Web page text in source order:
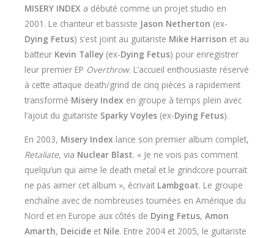
MISERY INDEX a débuté comme un projet studio en
2001. Le chanteur et bassiste Jason Netherton (ex-
Dying Fetus) s’est joint au guitariste Mike Harrison et au
batteur Kevin Talley (ex-Dying Fetus) pour enregistrer
leur premier EP Overthrow. L’accueil enthousiaste réservé
à cette attaque death/grind de cinq pièces a rapidement
transformé Misery Index en groupe à temps plein avec
l’ajout du guitariste Sparky Voyles (ex-Dying Fetus).
En 2003, Misery Index lance son premier album complet,
Retaliate, via Nuclear Blast. « Je ne vois pas comment
quelqu’un qui aime le death metal et le grindcore pourrait
ne pas aimer cet album », écrivait Lambgoat. Le groupe
enchaîne avec de nombreuses tournées en Amérique du
Nord et en Europe aux côtés de Dying Fetus, Amon
Amarth, Deicide et Nile. Entre 2004 et 2005, le guitariste